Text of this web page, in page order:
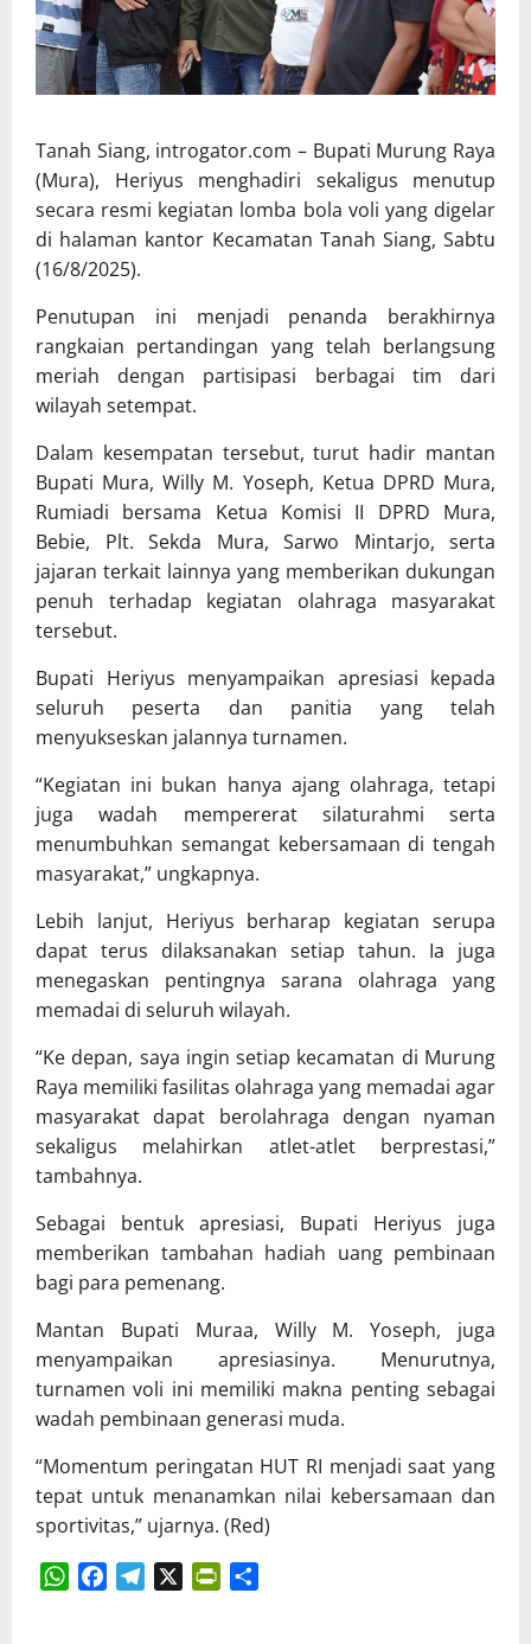
Tanah Siang, introgator.com – Bupati Murung Raya
(Mura), Heriyus menghadiri sekaligus menutup
secara resmi kegiatan lomba bola voli yang digelar
di halaman kantor Kecamatan Tanah Siang, Sabtu
(16/8/2025).
Penutupan ini menjadi penanda berakhirnya
rangkaian pertandingan yang telah berlangsung
meriah dengan partisipasi berbagai tim dari
wilayah setempat.
Dalam kesempatan tersebut, turut hadir mantan
Bupati Mura, Willy M. Yoseph, Ketua DPRD Mura,
Rumiadi bersama Ketua Komisi II DPRD Mura,
Bebie, Plt. Sekda Mura, Sarwo Mintarjo, serta
jajaran terkait lainnya yang memberikan dukungan
penuh terhadap kegiatan olahraga masyarakat
tersebut.
Bupati Heriyus menyampaikan apresiasi kepada
seluruh peserta dan panitia yang telah
menyukseskan jalannya turnamen.
“Kegiatan ini bukan hanya ajang olahraga, tetapi
juga wadah mempererat silaturahmi serta
menumbuhkan semangat kebersamaan di tengah
masyarakat,” ungkapnya.
Lebih lanjut, Heriyus berharap kegiatan serupa
dapat terus dilaksanakan setiap tahun. Ia juga
menegaskan pentingnya sarana olahraga yang
memadai di seluruh wilayah.
“Ke depan, saya ingin setiap kecamatan di Murung
Raya memiliki fasilitas olahraga yang memadai agar
masyarakat dapat berolahraga dengan nyaman
sekaligus melahirkan atlet-atlet berprestasi,”
tambahnya.
Sebagai bentuk apresiasi, Bupati Heriyus juga
memberikan tambahan hadiah uang pembinaan
bagi para pemenang.
Mantan Bupati Muraa, Willy M. Yoseph, juga
menyampaikan apresiasinya. Menurutnya,
turnamen voli ini memiliki makna penting sebagai
wadah pembinaan generasi muda.
“Momentum peringatan HUT RI menjadi saat yang
tepat untuk menanamkan nilai kebersamaan dan
sportivitas,” ujarnya. (Red)